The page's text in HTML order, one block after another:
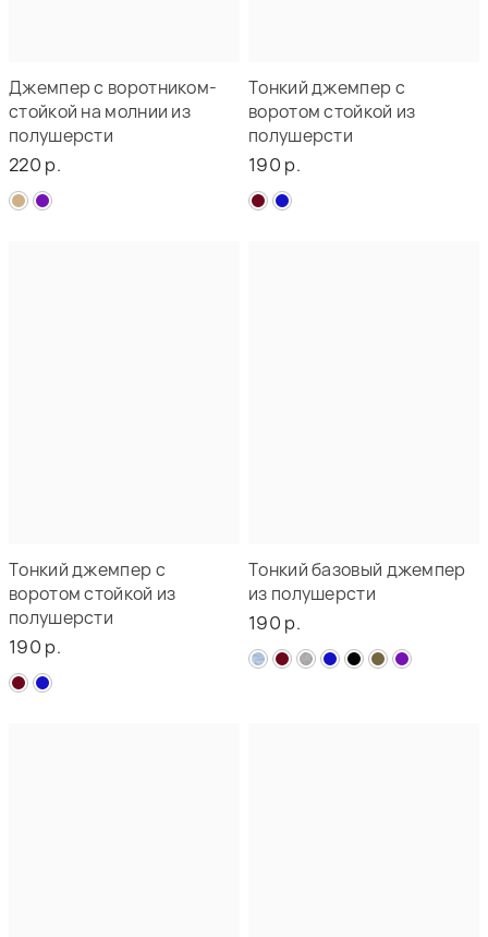
Джемпер с воротником-
стойкой на молнии из
полушерсти
220 р.
Тонкий джемпер с
воротом стойкой из
полушерсти
190 р.
Тонкий джемпер с
воротом стойкой из
полушерсти
190 р.
Тонкий базовый джемпер
из полушерсти
190 р.